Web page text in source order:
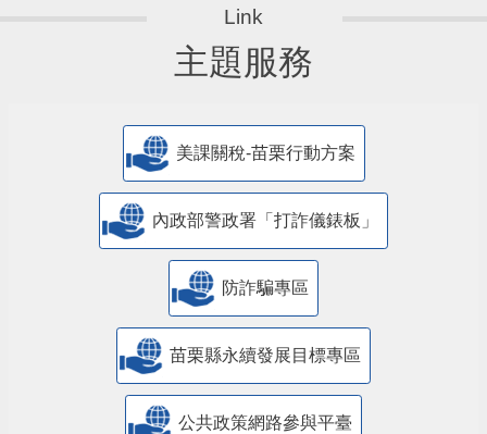
主題服務
美課關稅-苗栗行動方案
內政部警政署「打詐儀錶板」
防詐騙專區
苗栗縣永續發展目標專區
公共政策網路參與平臺